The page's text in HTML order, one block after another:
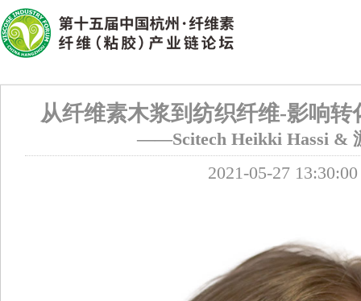
从纤维素木浆到纺织纤维-影响转
——Scitech Heikki Hassi &
2021-05-27 13:30:00